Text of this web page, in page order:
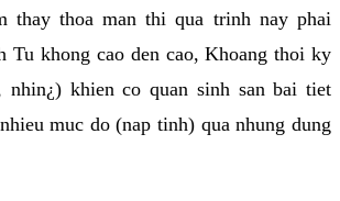
thay thoa man thi qua trinh nay phai
Tu khong cao den cao, Khoang thoi ky
nhin¿) khien co quan sinh san bai tiet
muc do (nap tinh) qua nhung dung